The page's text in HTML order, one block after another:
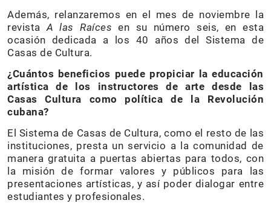
Además, relanzaremos en el mes de noviembre la
revista A las Raíces en su número seis, en esta
ocasión dedicada a los 40 años del Sistema de
Casas de Cultura.
¿Cuántos beneficios puede propiciar la educación
artística de los instructores de arte desde las
Casas Cultura como política de la Revolución
cubana?
El Sistema de Casas de Cultura, como el resto de las
instituciones, presta un servicio a la comunidad de
manera gratuita a puertas abiertas para todos, con
la misión de formar valores y públicos para las
presentaciones artísticas, y así poder dialogar entre
estudiantes y profesionales.